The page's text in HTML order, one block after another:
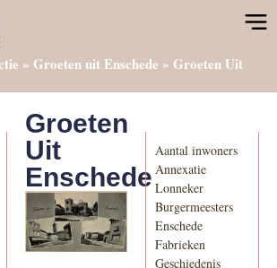
» Groeten uit Enschede » Groeten Uit
Groeten
Uit
Enschede
Aantal inwoners
Annexatie
Lonneker
Burgermeesters
Enschede
Fabrieken
Geschiedenis